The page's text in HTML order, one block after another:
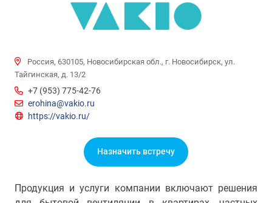
Россия, 630105, Новосибирская обл., г. Новосибирск, ул.
Тайгинская, д. 13/2
+7 (953) 775-42-76
erohina@vakio.ru
https://vakio.ru/
Назначить встречу
Продукция и услуги компании включают решения